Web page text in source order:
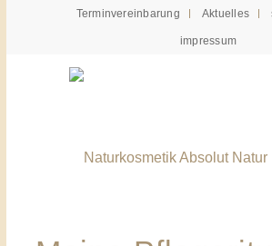
Terminvereinbarung Aktuelles
impressum